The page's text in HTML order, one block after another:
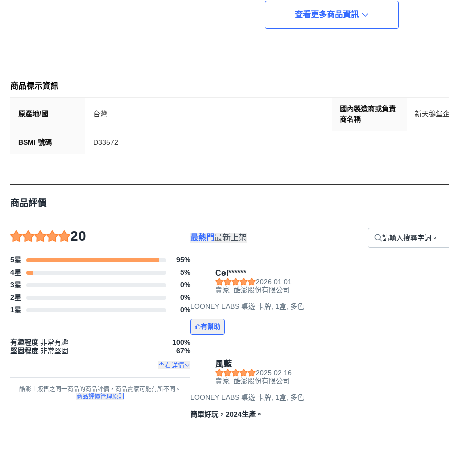
查看更多商品資訊
商品標示資訊
原產地/國 台灣
國內製造商或負責
商名稱
新天鵝堡
BSMI 號碼 D33572
商品評價
20
5星 95%
4星
5%
3星
0%
2星
0%
1星
0%
有趣程度 非常有趣 100%
堅固程度 非常堅固 67%
查看詳情
酷澎上販售之同一商品的商品評價，商品賣家可能有所不同。
商品評價管理原則
最熱門最新上架
Cel******
2026.01.01
賣家: 酷澎股份有限公司
LOONEY LABS 桌遊 卡牌, 1盒, 多色
有幫助
風藍
2025.02.16
賣家: 酷澎股份有限公司
LOONEY LABS 桌遊 卡牌, 1盒, 多色
簡單好玩，2024生產。